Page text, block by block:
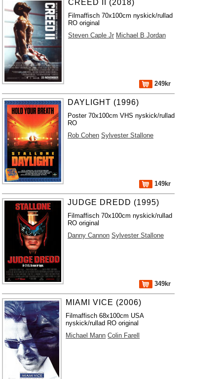
CREED II (2018)
Filmaffisch 70x100cm nyskick/rullad
RO original
Steven Caple Jr Michael B Jordan
249kr
DAYLIGHT (1996)
Poster 70x100cm VHS nyskick/rullad
RO
Rob Cohen Sylvester Stallone
149kr
JUDGE DREDD (1995)
Filmaffisch 70x100cm nyskick/rullad
RO original
Danny Cannon Sylvester Stallone
349kr
MIAMI VICE (2006)
Filmaffisch 68x100cm USA
nyskick/rullad RO original
Michael Mann Colin Farell